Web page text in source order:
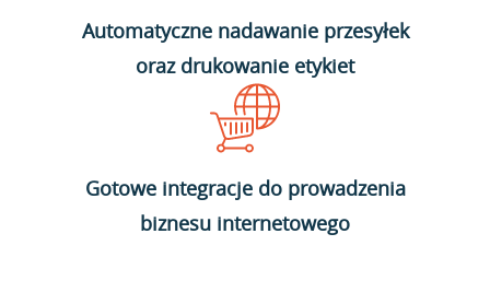
Automatyczne nadawanie przesyłek
oraz drukowanie etykiet
Gotowe integracje do prowadzenia
biznesu internetowego